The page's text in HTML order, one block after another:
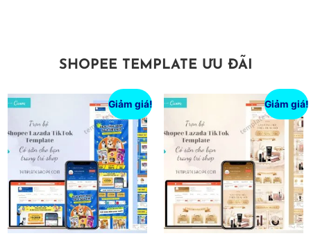
SHOPEE TEMPLATE ƯU ĐÃI
Giảm giá! Giảm giá!